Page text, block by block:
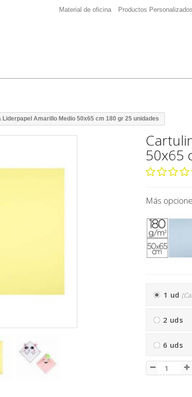
Material de oficina Productos Personalizados
Liderpapel Amarillo Medio 50x65 cm 180 gr 25 unidades
50x65
Más
1 ud
2 uds
6 uds